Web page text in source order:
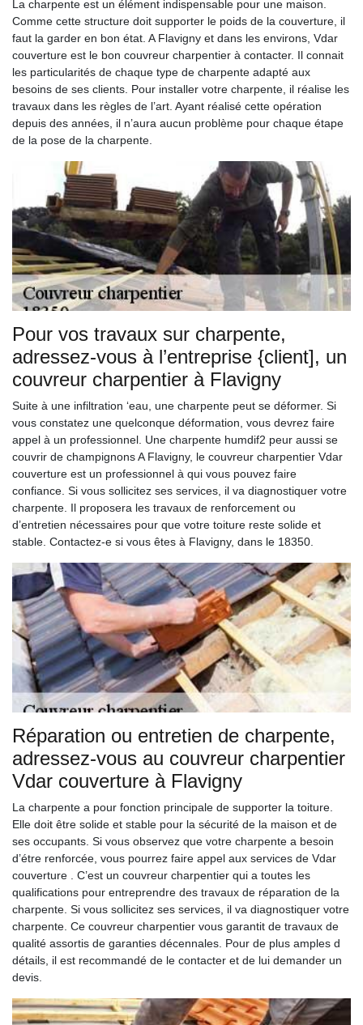
La charpente est un élément indispensable pour une maison.
Comme cette structure doit supporter le poids de la couverture, il
faut la garder en bon état. A Flavigny et dans les environs, Vdar
couverture est le bon couvreur charpentier à contacter. Il connait
les particularités de chaque type de charpente adapté aux
besoins de ses clients. Pour installer votre charpente, il réalise les
travaux dans les règles de l’art. Ayant réalisé cette opération
depuis des années, il n’aura aucun problème pour chaque étape
de la pose de la charpente.
Pour vos travaux sur charpente,
adressez-vous à l’entreprise {client], un
couvreur charpentier à Flavigny
Suite à une infiltration ‘eau, une charpente peut se déformer. Si
vous constatez une quelconque déformation, vous devrez faire
appel à un professionnel. Une charpente humdif2 peur aussi se
couvrir de champignons A Flavigny, le couvreur charpentier Vdar
couverture est un professionnel à qui vous pouvez faire
confiance. Si vous sollicitez ses services, il va diagnostiquer votre
charpente. Il proposera les travaux de renforcement ou
d’entretien nécessaires pour que votre toiture reste solide et
stable. Contactez-e si vous êtes à Flavigny, dans le 18350.
Réparation ou entretien de charpente,
adressez-vous au couvreur charpentier
Vdar couverture à Flavigny
La charpente a pour fonction principale de supporter la toiture.
Elle doit être solide et stable pour la sécurité de la maison et de
ses occupants. Si vous observez que votre charpente a besoin
d’étre renforcée, vous pourrez faire appel aux services de Vdar
couverture . C’est un couvreur charpentier qui a toutes les
qualifications pour entreprendre des travaux de réparation de la
charpente. Si vous sollicitez ses services, il va diagnostiquer votre
charpente. Ce couvreur charpentier vous garantit de travaux de
qualité assortis de garanties décennales. Pour de plus amples d
détails, il est recommandé de le contacter et de lui demander un
devis.